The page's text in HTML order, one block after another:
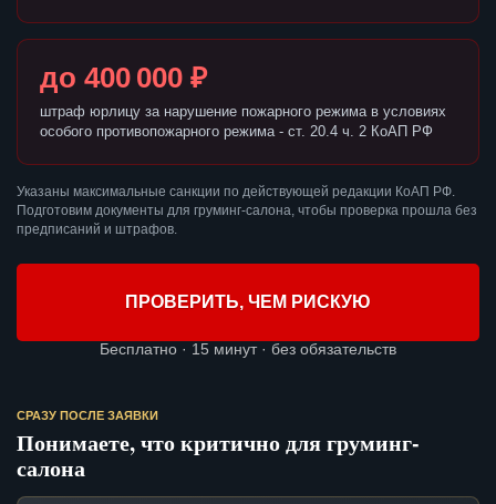
до 400 000 ₽
штраф юрлицу за нарушение пожарного режима в условиях
особого противопожарного режима - ст. 20.4 ч. 2 КоАП РФ
Указаны максимальные санкции по действующей редакции КоАП РФ.
Подготовим документы для груминг-салона, чтобы проверка прошла без
предписаний и штрафов.
ПРОВЕРИТЬ, ЧЕМ РИСКУЮ
Бесплатно · 15 минут · без обязательств
СРАЗУ ПОСЛЕ ЗАЯВКИ
Понимаете, что критично для груминг-
салона